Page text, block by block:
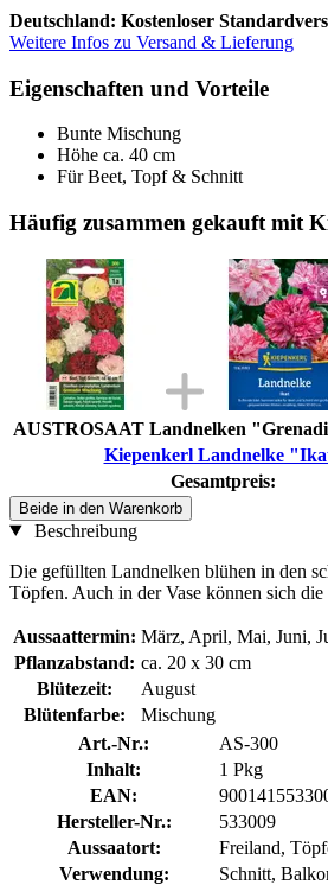
Deutschland: Kostenloser
Weitere Infos zu Versand & Lieferung
Eigenschaften und Vorteile
Bunte Mischung
Höhe ca. 40 cm
Für Beet, Topf & Schnitt
Häufig zusammen gekauft mit
AUSTROSAAT Landnelken
Kiepenkerl Landnelke
Gesamtpreis:
Beide in den Warenkorb
Beschreibung
Die gefüllten Landnelken blühen in den
Töpfen. Auch in der Vase können sich die
Aussaattermin: März, April, Mai, Juni,
Pflanzabstand: ca. 20 x 30 cm
Blütezeit:
August
Blütenfarbe:
Mischung
Art.-Nr.:
AS-300
Inhalt:
1 Pkg
EAN:
Hersteller-Nr.:
533009
Aussaatort:
Freiland,
Verwendung:
Schnitt,